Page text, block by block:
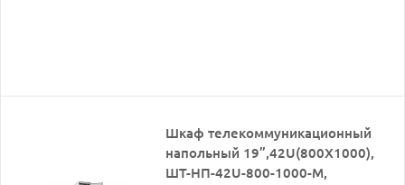
Шкаф телекоммуникационный
напольный 19”,42U(800X1000),
ШТ-НП-42U-800-1000-М,